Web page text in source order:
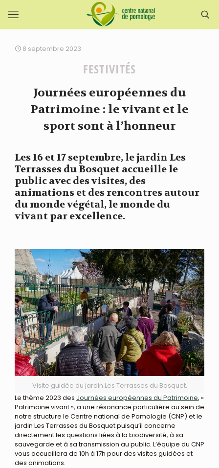
8 septembre 2023
FESTIVITÉS
Journées européennes du
Patrimoine : le vivant et le
sport sont à l’honneur
Les 16 et 17 septembre, le jardin Les
Terrasses du Bosquet accueille le
public avec des visites, des
animations et des rencontres autour
du monde végétal, le monde du
vivant par excellence.
Visite guidée du jardin Les Terrasses du Bosquet.
Le thème 2023 des Journées européennes du Patrimoine, «
Patrimoine vivant », a une résonance particulière au sein de
notre structure le Centre national de Pomologie (CNP) et le
jardin Les Terrasses du Bosquet puisqu’il concerne
directement les questions liées à la biodiversité, à sa
sauvegarde et à sa transmission au public. L’équipe du CNP
vous accueillera de 10h à 17h pour des visites guidées et
des animations.